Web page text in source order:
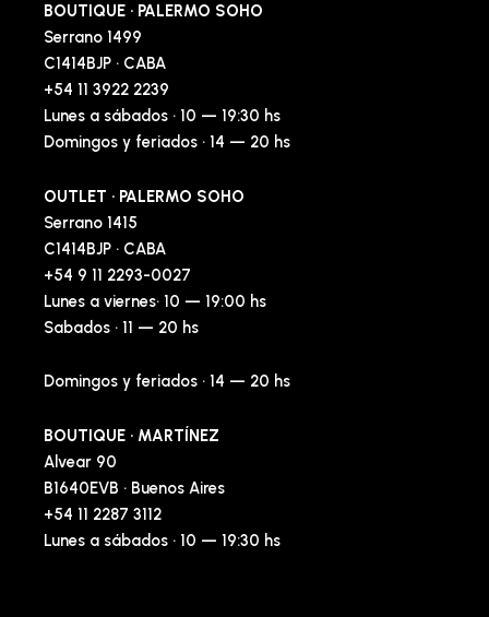
BOUTIQUE · PALERMO SOHO
Serrano 1499
C1414BJP · CABA
+54 11 3922 2239
Lunes a sábados · 10 — 19:30 hs
Domingos y feriados · 14 — 20 hs
OUTLET · PALERMO SOHO
Serrano 1415
C1414BJP · CABA
+54 9 11 2293-0027
Lunes a viernes· 10 — 19:00 hs
Sabados · 11 — 20 hs
Domingos y feriados · 14 — 20 hs
BOUTIQUE · MARTÍNEZ
Alvear 90
B1640EVB · Buenos Aires
+54 11 2287 3112
Lunes a sábados · 10 — 19:30 hs